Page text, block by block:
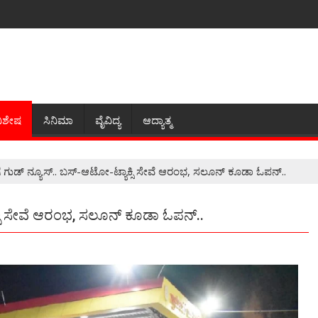
ಸಿನಿಮಾ ವೈವಿದ್ಯ ಆದ್ಯಾತ್ಮ
ಗುಡ್ ನ್ಯೂಸ್.. ಬಸ್-ಆಟೋ-ಟ್ಯಾಕ್ಸಿ ಸೇವೆ ಆರಂಭ, ಸಲೂನ್ ಕೂಡಾ ಓಪನ್..
ಸೇವೆ ಆರಂಭ, ಸಲೂನ್ ಕೂಡಾ ಓಪನ್..